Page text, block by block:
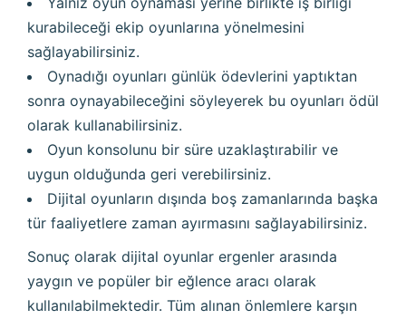
kurabileceği ekip oyunlarına yönelmesini
sağlayabilirsiniz.
Oynadığı oyunları günlük ödevlerini yaptıktan
sonra oynayabileceğini söyleyerek bu oyunları ödül
olarak kullanabilirsiniz.
Oyun konsolunu bir süre uzaklaştırabilir ve
uygun olduğunda geri verebilirsiniz.
Dijital oyunların dışında boş zamanlarında başka
tür faaliyetlere zaman ayırmasını sağlayabilirsiniz.
Sonuç olarak dijital oyunlar ergenler arasında
yaygın ve popüler bir eğlence aracı olarak
kullanılabilmektedir. Tüm alınan önlemlere karşın